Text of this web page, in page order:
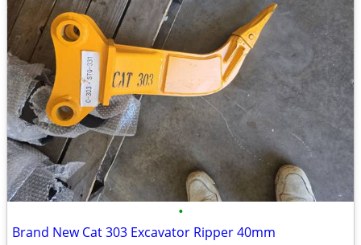
•
Brand New Cat 303 Excavator Ripper 40mm